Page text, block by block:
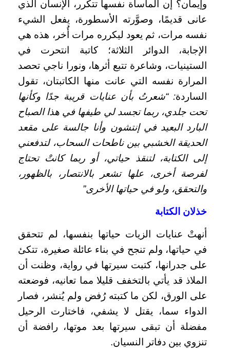
وإيمان؟ إن المأساة نفسها تتكرر، الإنسان الذي
عانى قديمًا، وصوَّرته الأسطورة، يفعل الشيء
نفسه مرات، ثم يعود ليكرره مرات أُخر، هذه هي
الإجابة، الدوائر الثلاثة؛ كاتبة انتحرت في
الستينيات، وشاعرة تتبع أثرها، ونورا ناجي تحصد
المرارة نفسه التي عانت منها الكاتبتان، تقول
الساردة: “شعرتُ بأن عنايات قريبة جدًا وكأنها
تحت جلدي، ربما تجسد لي طيفها في هذا الصباح
البارد البعيد في إنتشون وأنا جالسة على مقعد
الحديقة الخشبي بين ناطحات السحاب، لتدفعني
إلى الكتابة، لتنقذ حياتي، أو ربما كانتْ تحتاج
لفرصة أخرى، علها تشعر بالانتصار، بالظهور،
والتحقق، ولو في حياتها الأخرى”
خذلان الكتابة
أنهتْ عنايات الزيات حياتها بنفسها، لم تتحقق
في حياتها، ولم تنجح في بناء عائلة صغيرة، تتكئ
على جدرانها، كتبت سيرتها في رواية، وظنت أن
الملاذ قد يأتي بالتخفف قليلا مما تعانيه، فوضعته
على الورق، لكن ما كتبته رُفض ولم يُنشر، فصار
الدواء سما، يقتل لا يشفي، فاختارت الرحيل
مفضلة أن تبقى سيرتها بعد موتها، رافضة أن
تنزوي بين دفاتر النسيان.